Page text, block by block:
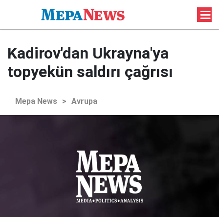
Kadirov'dan Ukrayna'ya
topyekün saldırı çağrısı
Mepa News > Avrupa